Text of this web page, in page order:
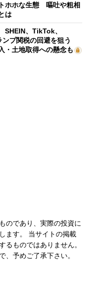
ホホな生態 嘔吐や粗相
は
、TikTok、
ンプ関税の回避を狙う
・土地取得への懸念も
のであり、実際の投資に
ます。 当サイトの掲載
ものではありません。
、予めご了承下さい。